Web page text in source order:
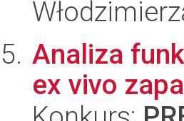
Analiza
ex vivo